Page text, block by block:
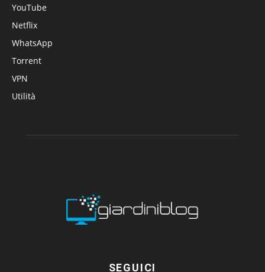
YouTube
Netflix
WhatsApp
Torrent
VPN
Utilità
SEGUICI